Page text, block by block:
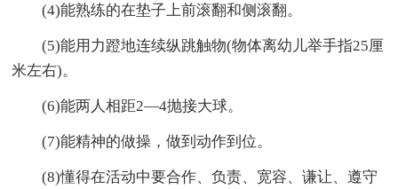
(4)能熟练的在垫子上前滚翻和侧滚翻。
(5)能用力蹬地连续纵跳触物(物体离幼儿举手指25厘
米左右)。
(6)能两人相距2―4抛接大球。
(7)能精神的做操，做到动作到位。
(8)懂得在活动中要合作、负责、宽容、谦让、遵守